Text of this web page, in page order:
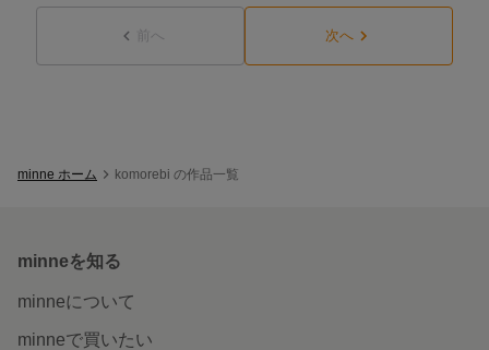
前へ 次へ
minne ホーム komorebi の作品一覧
minneを知る
minneについて
minneで買いたい